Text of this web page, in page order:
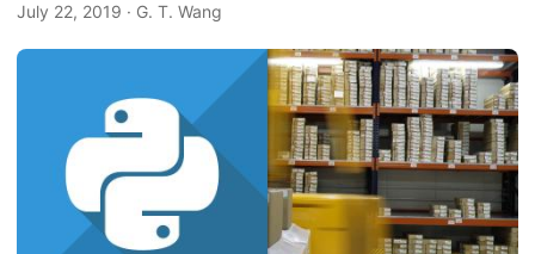
July 22, 2019 · G. T. Wang